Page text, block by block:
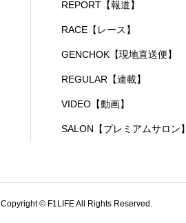
REPORT【報道】
RACE【レース】
GENCHOK【現地直送便】
REGULAR【連載】
VIDEO【動画】
SALON【プレミアムサロン】
Copyright © F1LIFE All Rights Reserved.